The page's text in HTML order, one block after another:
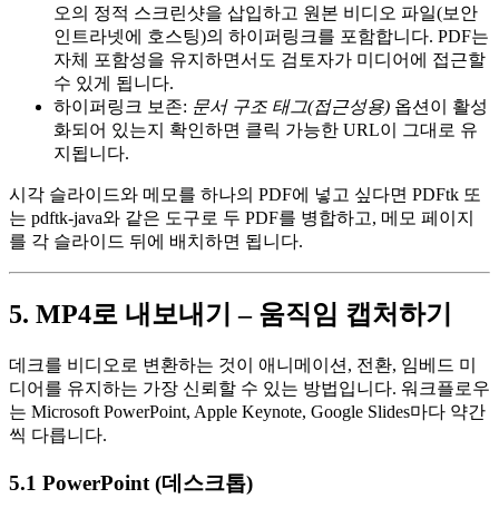
오의 정적 스크린샷을 삽입하고 원본 비디오 파일(보안
인트라넷에 호스팅)의 하이퍼링크를 포함합니다. PDF는
자체 포함성을 유지하면서도 검토자가 미디어에 접근할
수 있게 됩니다.
하이퍼링크 보존: 문서 구조 태그(접근성용) 옵션이 활성
화되어 있는지 확인하면 클릭 가능한 URL이 그대로 유
지됩니다.
시각 슬라이드와 메모를 하나의 PDF에 넣고 싶다면 PDFtk 또
는 pdftk‑java와 같은 도구로 두 PDF를 병합하고, 메모 페이지
를 각 슬라이드 뒤에 배치하면 됩니다.
5. MP4로 내보내기 – 움직임 캡처하기
데크를 비디오로 변환하는 것이 애니메이션, 전환, 임베드 미
디어 를 유지하는 가장 신뢰할 수 있는 방법입니다. 워크플로우
는 Microsoft PowerPoint, Apple Keynote, Google Slides마다 약간
씩 다릅니다.
5.1 PowerPoint (데스크톱)